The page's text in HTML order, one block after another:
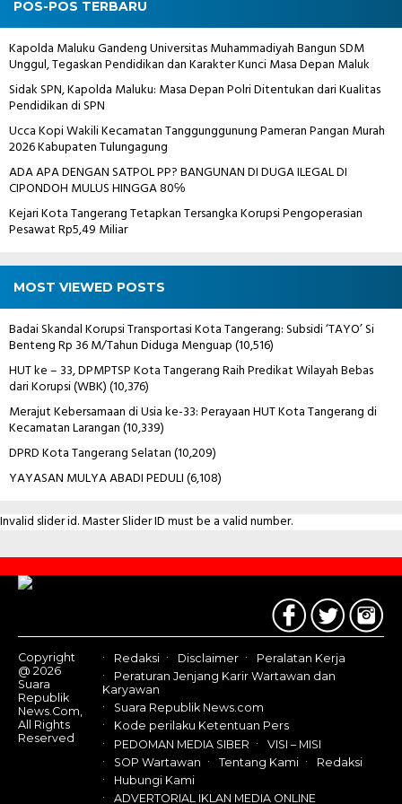
POS-POS TERBARU
Kapolda Maluku Gandeng Universitas Muhammadiyah Bangun SDM
Unggul, Tegaskan Pendidikan dan Karakter Kunci Masa Depan Maluk
Sidak SPN, Kapolda Maluku: Masa Depan Polri Ditentukan dari Kualitas
Pendidikan di SPN
Ucca Kopi Wakili Kecamatan Tanggunggunung Pameran Pangan Murah
2026 Kabupaten Tulungagung
ADA APA DENGAN SATPOL PP? BANGUNAN DI DUGA ILEGAL DI
CIPONDOH MULUS HINGGA 80℅
Kejari Kota Tangerang Tetapkan Tersangka Korupsi Pengoperasian
Pesawat Rp5,49 Miliar
MOST VIEWED POSTS
Badai Skandal Korupsi Transportasi Kota Tangerang: Subsidi ‘TAYO’ Si
Benteng Rp 36 M/Tahun Diduga Menguap(10,516)
HUT ke – 33, DPMPTSP Kota Tangerang Raih Predikat Wilayah Bebas
dari Korupsi (WBK)(10,376)
Merajut Kebersamaan di Usia ke-33: Perayaan HUT Kota Tangerang di
Kecamatan Larangan(10,339)
DPRD Kota Tangerang Selatan(10,209)
YAYASAN MULYA ABADI PEDULI(6,108)
Invalid slider id. Master Slider ID must be a valid number.
Contact
Us
Copyright
@ 2026
Suara
Republik
News.Com,
All Rights
Reserved
Redaksi Disclaimer
Peralatan Kerja
Peraturan Jenjang Karir Wartawan dan
Karyawan
Suara Republik News.com
Kode perilaku Ketentuan Pers
PEDOMAN MEDIA SIBER
VISI – MISI
SOP Wartawan
Tentang Kami
Redaksi
Hubungi Kami
ADVERTORIAL IKLAN MEDIA ONLINE